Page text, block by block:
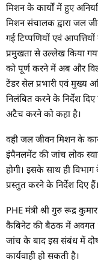
मिशन के कार्यों में हुए
मिशन संचालक द्वारा जल
गई टिप्पणियों एवं
प्रमुखता से उल्लेख किया
को पूर्ण करने में अब और
टेंडर सेल प्रभारी एवं मुख्य
निलंबित करने के निर्देश
अटैच करने को कहा है।
वही जल जीवन मिशन के
इंपैनलमेंट की जांच लोक
होगी। इसके साथ ही
प्रस्तुत करने के निर्देश दिए हैं।
PHE मंत्री श्री गुरु रूद्र
कैबिनेट की बैठक में अवगत
जांच के बाद इस संबंध में
कार्यवाही हो सकती है।